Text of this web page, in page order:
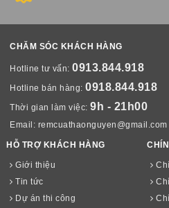
CHĂM SÓC KHÁCH HÀNG
Hotline tư vấn:0913.844.918
Hotline bán hàng:0918.844.918
Thời gian làm việc:9h - 21h00
Email: remcuathaonguyen@gmail.com
HỖ TRỢ KHÁCH HÀNG
Giới thiệu
Tin tức
Dự án thi công